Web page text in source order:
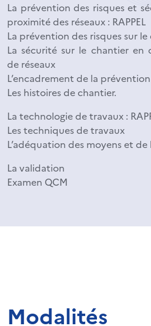
La prévention des risques et
proximité des réseaux : RAPPEL
La prévention des risques sur
La sécurité sur le chantier en
de réseaux
L’encadrement de la
Les histoires de chantier.
La technologie de travaux :
Les techniques de travaux
L’adéquation des moyens et
La validation
Examen QCM
Modalités